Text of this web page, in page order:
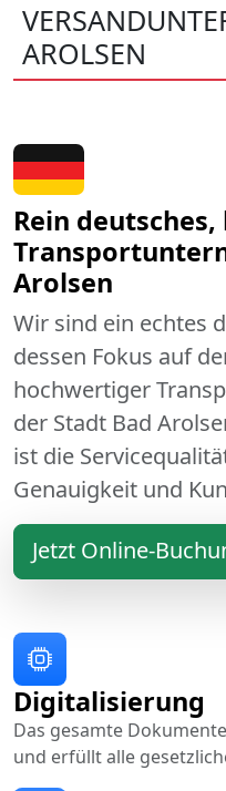
AROLSEN
Rein
Arolsen
Wir sind ein echtes
dessen Fokus auf
hochwertiger
der Stadt Bad
ist die
Genauigkeit und
Jetzt Online-
Digitalisierung
Das gesamte
und erfüllt alle